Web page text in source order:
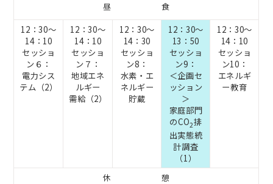
昼 食
12：30～
14：10
セッショ
ン６：
電力シス
テム（2）
12：30～
14：10
セッショ
ン７：
地域エネ
ルギー
需給（2）
12：30～
14：30
セッショ
ン8：
水素・エ
ネルギー
貯蔵
12：30～
13：50
セッショ
ン9：
＜企画セ
ッション
＞
家庭部門
のCO2排
出実態統
計調査
（1）
12：30～
14：10
セッショ
ン10：
エネルギ
ー教育
休 憩